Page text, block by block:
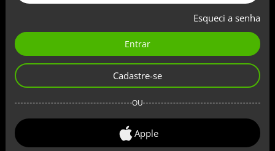
Esqueci a senha
Entrar
Cadastre-se
OU
Apple